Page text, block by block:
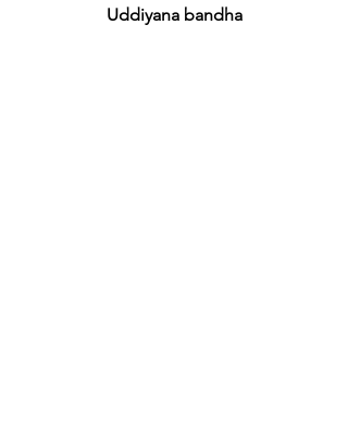
Uddiyana bandha